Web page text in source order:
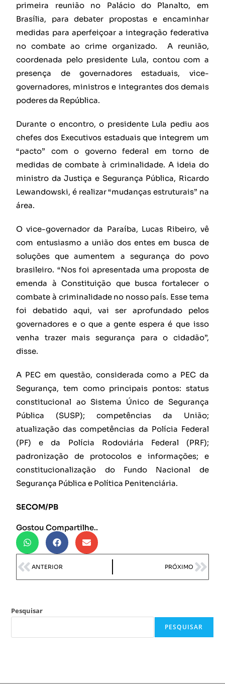
primeira reunião no Palácio do Planalto, em
Brasília, para debater propostas e encaminhar
medidas para aperfeiçoar a integração federativa
no combate ao crime organizado. A reunião,
coordenada pelo presidente Lula, contou com a
presença de governadores estaduais, vice-
governadores, ministros e integrantes dos demais
poderes da República.
Durante o encontro, o presidente Lula pediu aos
chefes dos Executivos estaduais que integrem um
“pacto” com o governo federal em torno de
medidas de combate à criminalidade. A ideia do
ministro da Justiça e Segurança Pública, Ricardo
Lewandowski, é realizar “mudanças estruturais” na
área.
O vice-governador da Paraíba, Lucas Ribeiro, vê
com entusiasmo a união dos entes em busca de
soluções que aumentem a segurança do povo
brasileiro. “Nos foi apresentada uma proposta de
emenda à Constituição que busca fortalecer o
combate à criminalidade no nosso país. Esse tema
foi debatido aqui, vai ser aprofundado pelos
governadores e o que a gente espera é que isso
venha trazer mais segurança para o cidadão”,
disse.
A PEC em questão, considerada como a PEC da
Segurança, tem como principais pontos: status
constitucional ao Sistema Único de Segurança
Pública (SUSP); competências da União;
atualização das competências da Polícia Federal
(PF) e da Polícia Rodoviária Federal (PRF);
padronização de protocolos e informações; e
constitucionalização do Fundo Nacional de
Segurança Pública e Política Penitenciária.
SECOM/PB
Gostou Compartilhe..
ANTERIOR PRÓXIMO
Pesquisar
PESQUISAR